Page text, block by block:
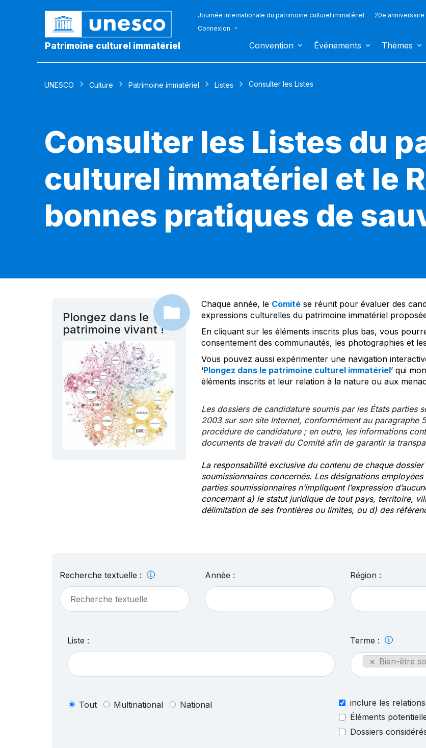
Patrimoine culturel immatériel
Journée internationale du patrimoine culturel immatériel 20e
Connexion
Convention Événements Thèmes
UNESCO Culture Patrimoine immatériel Listes Consulter les Listes
Consulter les Listes du
culturel immatériel et le
bonnes pratiques de
Plongez dans le
patrimoine vivant !
Chaque année, le Comitése réunit pour évaluer des
expressions culturelles du patrimoine immatériel
En cliquant sur les éléments inscrits plus bas, vous
consentement des communautés, les photographies et
Vous pouvez aussi expérimenter une navigation
‘Plongez dans le patrimoine culturel immatériel’ qui
éléments inscrits et leur relation à la nature ou aux
Les dossiers de candidature soumis par les États parties
2003 sur son site Internet, conformément au paragraphe
procédure de candidature ; en outre, les informations
documents de travail du Comité afin de garantir la
La responsabilité exclusive du contenu de chaque
soumissionnaires concernés. Les désignations
parties soumissionnaires n’impliquent l’expression
concernant a) le statut juridique de tout pays, territoire,
délimitation de ses frontières ou limites, ou d) des
Recherche textuelle : Année : Région :
Liste : Terme :
× Bien-être
Tout Multinational National
inclure les
Éléments
Dossiers